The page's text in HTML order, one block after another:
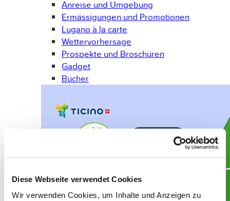
Diese Webseite verwendet Cookies
Wir verwenden Cookies, um Inhalte und Anzeigen zu
Anreise und Umgebung
Ermässigungen und Promotionen
Lugano à la carte
Wettervorhersage
Prospekte und Broschüren
Gadget
Bücher